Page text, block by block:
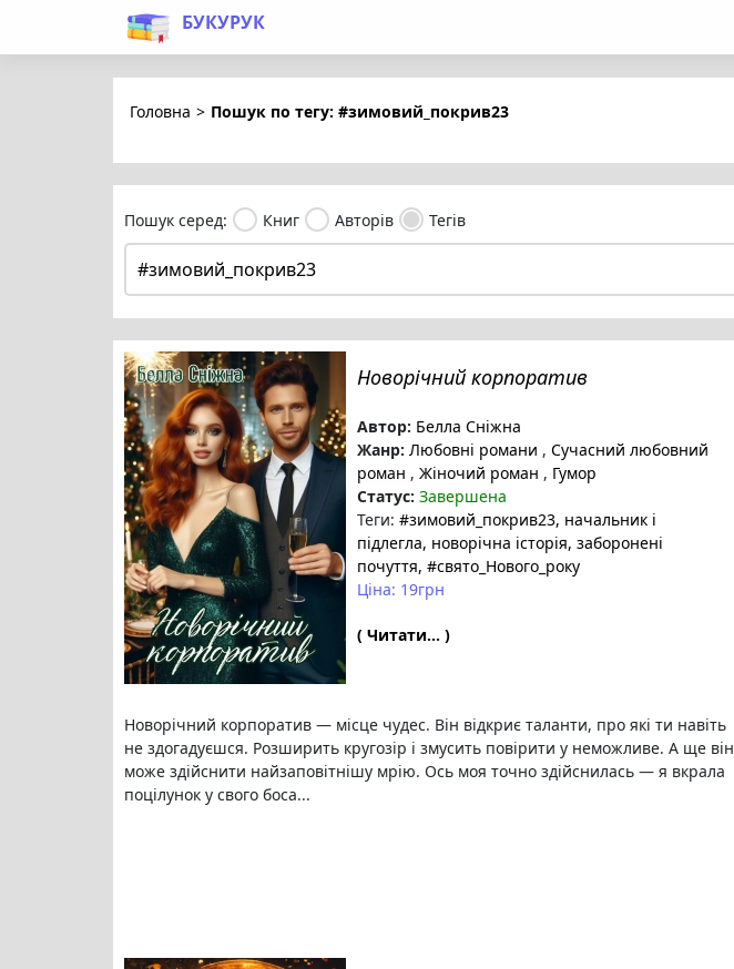
БУКУРУК
Головна > Пошук по тегу: #зимовий_покрив23
Пошук серед: Книг Авторів Тегів
Новорічний корпоратив
Автор: Белла Сніжна
Жанр: Любовні романи , Сучасний любовний
роман , Жіночий роман , Гумор
Статус: Завершена
Теги: #зимовий_покрив23, начальник і
підлегла, новорічна історія, заборонені
почуття, #свято_Нового_року
Ціна: 19грн
( Читати... )
Новорічний корпоратив — місце чудес. Він відкриє таланти, про які ти навіть
не здогадуєшся. Розширить кругозір і змусить повірити у неможливе. А ще він
може здійснити найзаповітнішу мрію. Ось моя точно здійснилась — я вкрала
поцілунок у свого боса...